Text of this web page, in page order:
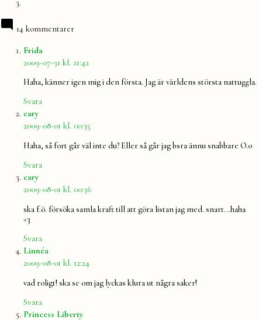
14 kommentarer
Frida
2009-07-31 kl. 21:42
Haha, känner igen mig i den första. Jag är världens största nattuggla.
Svara
carysäger:
2009-08-01 kl. 00:35
Haha, så fort går väl inte du? Eller så går jag bsra ännu snabbare O.o
Svara
carysäger:
2009-08-01 kl. 00:36
ska f.ö. försöka samla kraft till att göra listan jag med. snart…haha
<3
Svara
Linnéa
2009-08-01 kl. 12:24
vad roligt! ska se om jag lyckas klura ut några saker!
Svara
Princess Libertysäger: